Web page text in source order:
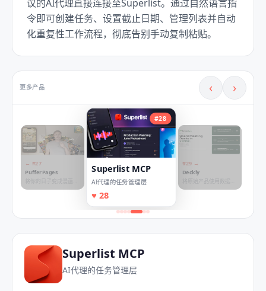
议的AI代理直接连接至Superlist。通过自然语言指
令即可创建任务、设置截止日期、管理列表并自动
化重复性工作流程，彻底告别手动复制粘贴。
更多产品 ‹ ›
← #27
PufferPages
视觉日记
#28
Superlist MCP
AI代理的任务管理层
♥ 28
#29 →
Deckly
化为推动收入的项目报
Superlist MCP
AI代理的任务管理层